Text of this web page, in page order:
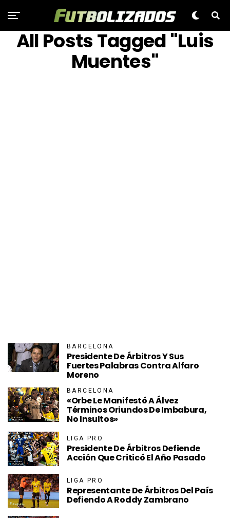
All Posts Tagged "Luis
Muentes"
BARCELONA
Presidente De Árbitros Y Sus
Fuertes Palabras Contra Alfaro
Moreno
BARCELONA
«Orbe Le Manifestó A Álvez
Términos Oriundos De Imbabura,
No Insultos»
LIGA PRO
Presidente De Árbitros Defiende
Acción Que Criticó El Año Pasado
LIGA PRO
Representante De Árbitros Del País
Defiendo A Roddy Zambrano